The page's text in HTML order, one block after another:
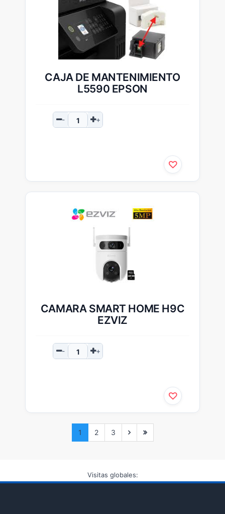
CAJA DE MANTENIMIENTO
L5590 EPSON
CAMARA SMART HOME H9C
EZVIZ
1 2 3
Visitas globales: